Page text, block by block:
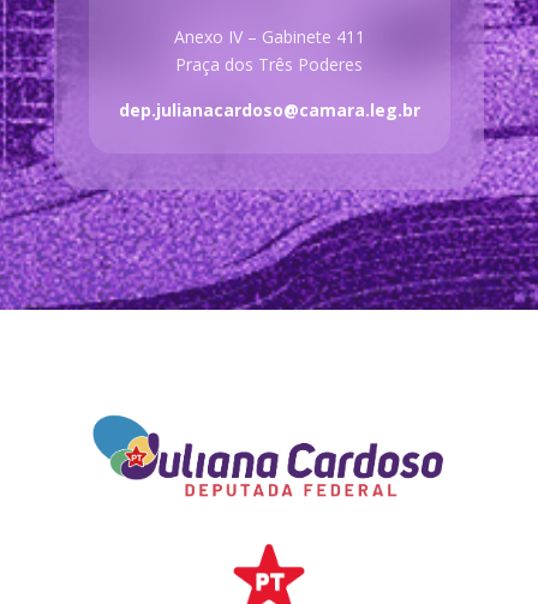
Anexo IV – Gabinete 411
Praça dos Três Poderes
dep.julianacardoso@camara.leg.br